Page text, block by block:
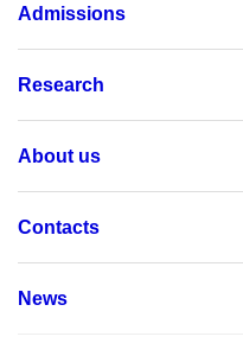
Admissions
Research
About us
Contacts
News